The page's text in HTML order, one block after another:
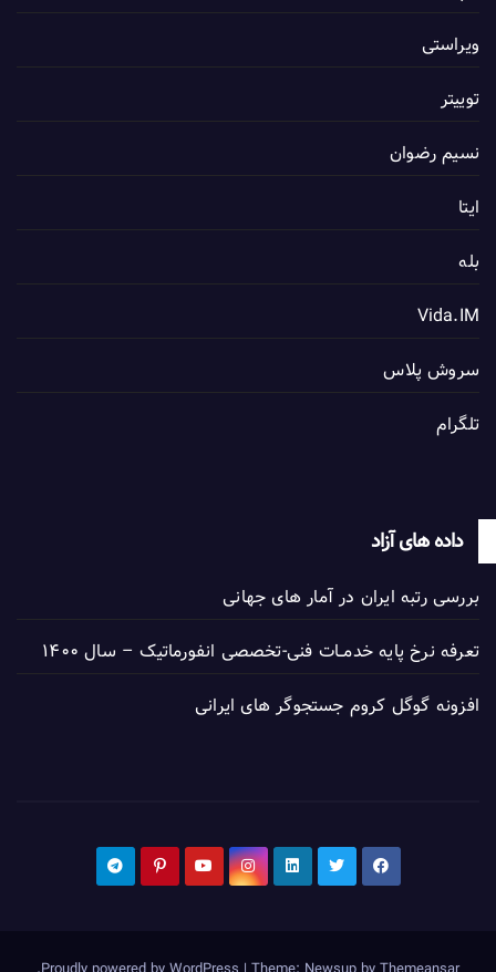
ویراستی
توییتر
نسیم رضوان
ایتا
بله
Vida.IM
سروش پلاس
تلگرام
داده های آزاد
بررسی رتبه ایران در آمار های جهانی
تعرفه نرخ پایه خدمــات فنی-تخصصی انفورماتیک – سال ۱۴۰۰
افزونه گوگل کروم جستجوگر های ایرانی